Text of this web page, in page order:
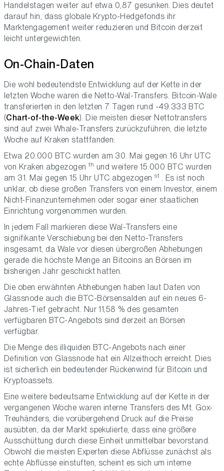
Handelstagen weiter auf etwa 0,87 gesunken. Dies deutet
darauf hin, dass globale Krypto-Hedgefonds ihr
Marktengagement weiter reduzieren und Bitcoin derzeit
leicht untergewichten.
On-Chain-Daten
Die wohl bedeutendste Entwicklung auf der Kette in der
letzten Woche waren die Netto-Wal-Transfers. Bitcoin-Wale
transferierten in den letzten 7 Tagen rund -49.333 BTC
(Chart-of-the-Week). Die meisten dieser Nettotransfers
sind auf zwei Whale-Transfers zurückzuführen, die letzte
Woche auf Kraken stattfanden:
Etwa 20.000 BTC wurden am 30. Mai gegen 16 Uhr UTC
von Kraken abgezogenth und weitere 15.000 BTC wurden
am 31. Mai gegen 15 Uhr UTC abgezogenst . Es ist noch
unklar, ob diese großen Transfers von einem Investor, einem
Nicht-Finanzunternehmen oder sogar einer staatlichen
Einrichtung vorgenommen wurden.
In jedem Fall markieren diese Wal-Transfers eine
signifikante Verschiebung bei den Netto-Transfers
insgesamt, da Wale vor diesen übergroßen Abhebungen
gerade die höchste Menge an Bitcoins an Börsen im
bisherigen Jahr geschickt hatten.
Die oben erwähnten Abhebungen haben laut Daten von
Glassnode auch die BTC-Börsensalden auf ein neues 6-
Jahres-Tief gebracht. Nur 11,58 % des gesamten
verfügbaren BTC-Angebots sind derzeit an Börsen
verfügbar.
Die Menge des illiquiden BTC-Angebots nach einer
Definition von Glassnode hat ein Allzeithoch erreicht. Dies
ist sicherlich ein bedeutender Rückenwind für Bitcoin und
Kryptoassets.
Eine weitere bedeutsame Entwicklung auf der Kette in der
vergangenen Woche waren interne Transfers des Mt. Gox-
Treuhänders, die vorübergehend Druck auf die Preise
ausübten, da der Markt spekulierte, dass eine größere
Ausschüttung durch diese Einheit unmittelbar bevorstand.
Obwohl die meisten Experten diese Abflüsse zunächst als
echte Abflüsse einstuften, scheint es sich um interne